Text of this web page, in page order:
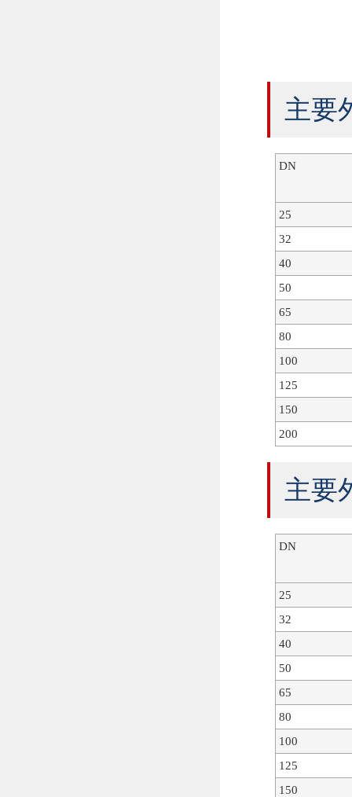
主要
DN
25
32
40
50
65
80
100
125
150
200
主要
DN
25
32
40
50
65
80
100
125
150